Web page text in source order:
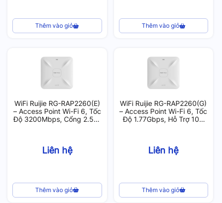
Thêm vào giỏ Thêm vào giỏ
WiFi Ruijie RG-RAP2260(E)
– Access Point Wi-Fi 6, Tốc
Độ 3200Mbps, Cổng 2.5G,
Liên hệ
Thêm vào giỏ
WiFi Ruijie RG-RAP2260(G)
– Access Point Wi-Fi 6, Tốc
Độ 1.77Gbps, Hỗ Trợ 100
Liên hệ
Thêm vào giỏ